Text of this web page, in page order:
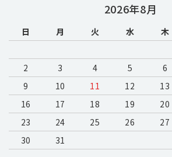
カテゴリー
2026年8月
日 月 火 水 木
2
3 4 5 6
9
10 11 12 13
16
17 18 19 20
23
24 25 26 27
30
31